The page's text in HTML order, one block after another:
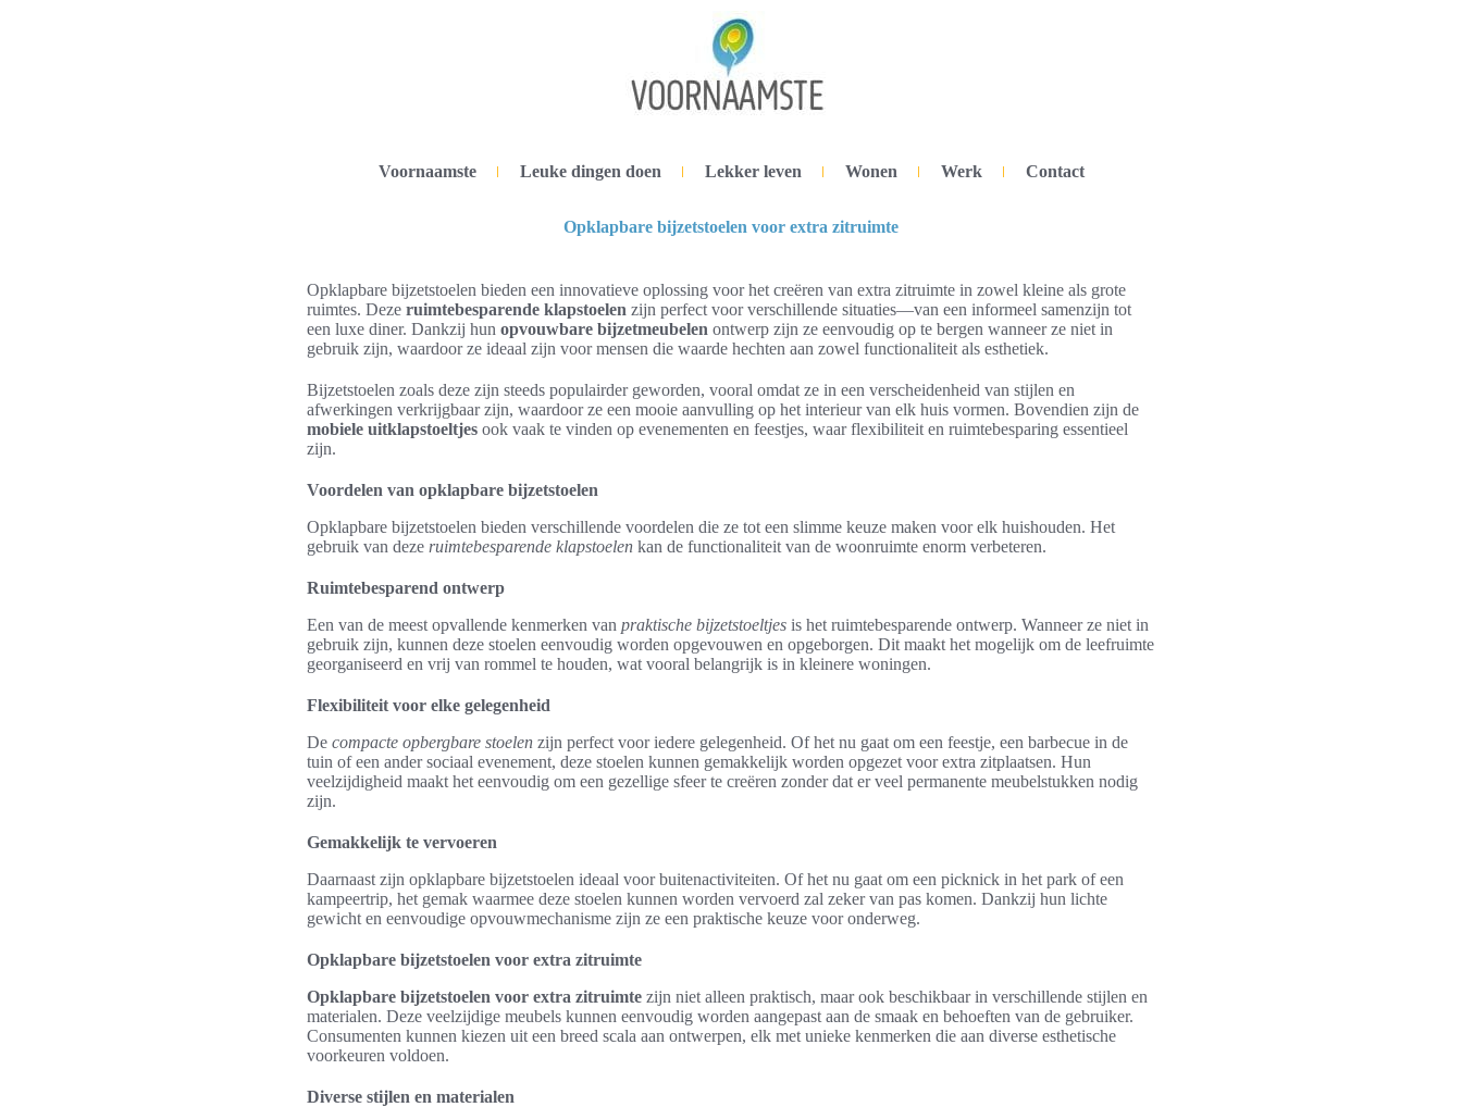
Voornaamste Leuke dingen doen Lekker leven Wonen Werk Contact
Opklapbare bijzetstoelen voor extra zitruimte
Opklapbare bijzetstoelen bieden een innovatieve oplossing voor het creëren van extra zitruimte in zowel kleine als grote
ruimtes. Deze ruimtebesparende klapstoelen zijn perfect voor verschillende situaties—van een informeel samenzijn tot
een luxe diner. Dankzij hun opvouwbare bijzetmeubelen ontwerp zijn ze eenvoudig op te bergen wanneer ze niet in
gebruik zijn, waardoor ze ideaal zijn voor mensen die waarde hechten aan zowel functionaliteit als esthetiek.
Bijzetstoelen zoals deze zijn steeds populairder geworden, vooral omdat ze in een verscheidenheid van stijlen en
afwerkingen verkrijgbaar zijn, waardoor ze een mooie aanvulling op het interieur van elk huis vormen. Bovendien zijn de
mobiele uitklapstoeltjes ook vaak te vinden op evenementen en feestjes, waar flexibiliteit en ruimtebesparing essentieel
zijn.
Voordelen van opklapbare bijzetstoelen
Opklapbare bijzetstoelen bieden verschillende voordelen die ze tot een slimme keuze maken voor elk huishouden. Het
gebruik van deze ruimtebesparende klapstoelen kan de functionaliteit van de woonruimte enorm verbeteren.
Ruimtebesparend ontwerp
Een van de meest opvallende kenmerken van praktische bijzetstoeltjes is het ruimtebesparende ontwerp. Wanneer ze niet in
gebruik zijn, kunnen deze stoelen eenvoudig worden opgevouwen en opgeborgen. Dit maakt het mogelijk om de leefruimte
georganiseerd en vrij van rommel te houden, wat vooral belangrijk is in kleinere woningen.
Flexibiliteit voor elke gelegenheid
De compacte opbergbare stoelen zijn perfect voor iedere gelegenheid. Of het nu gaat om een feestje, een barbecue in de
tuin of een ander sociaal evenement, deze stoelen kunnen gemakkelijk worden opgezet voor extra zitplaatsen. Hun
veelzijdigheid maakt het eenvoudig om een gezellige sfeer te creëren zonder dat er veel permanente meubelstukken nodig
zijn.
Gemakkelijk te vervoeren
Daarnaast zijn opklapbare bijzetstoelen ideaal voor buitenactiviteiten. Of het nu gaat om een picknick in het park of een
kampeertrip, het gemak waarmee deze stoelen kunnen worden vervoerd zal zeker van pas komen. Dankzij hun lichte
gewicht en eenvoudige opvouwmechanisme zijn ze een praktische keuze voor onderweg.
Opklapbare bijzetstoelen voor extra zitruimte
Opklapbare bijzetstoelen voor extra zitruimte zijn niet alleen praktisch, maar ook beschikbaar in verschillende stijlen en
materialen. Deze veelzijdige meubels kunnen eenvoudig worden aangepast aan de smaak en behoeften van de gebruiker.
Consumenten kunnen kiezen uit een breed scala aan ontwerpen, elk met unieke kenmerken die aan diverse esthetische
voorkeuren voldoen.
Diverse stijlen en materialen